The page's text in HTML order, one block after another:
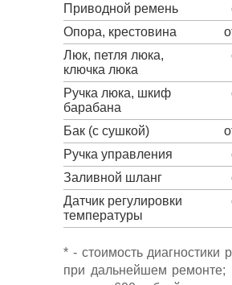
Приводной ремень
Опора, крестовина
Люк, петля люка,
ключка люка
Ручка люка, шкиф
барабана
Бак (с сушкой)
Ручка управления
Заливной шланг
Датчик регулировки
температуры
* - стоимость диагностики
при дальнейшем ремонте;